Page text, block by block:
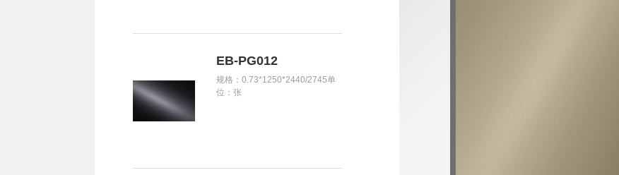
EB-PG012
规格：0.73*1250*2440/2745单
位：张